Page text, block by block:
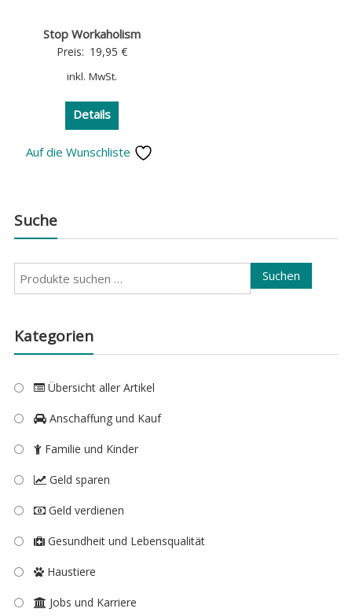
Stop Workaholism
Preis: 19,95 €
inkl. MwSt.
Details
Auf die Wunschliste
Suche
Suchen
nach:
Suchen
Kategorien
Übersicht aller Artikel
Anschaffung und Kauf
Familie und Kinder
Geld sparen
Geld verdienen
Gesundheit und Lebensqualität
Haustiere
Jobs und Karriere